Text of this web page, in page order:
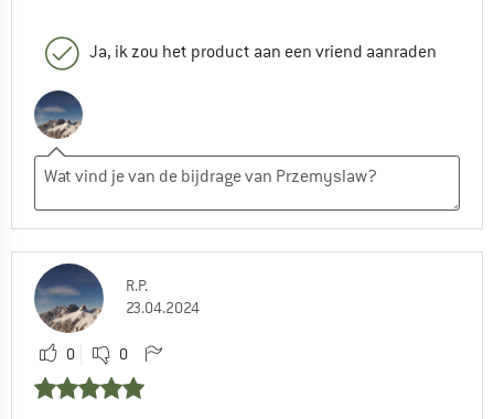
Ja, ik zou het product aan een vriend aanraden
R.P.
23.04.2024
0 0